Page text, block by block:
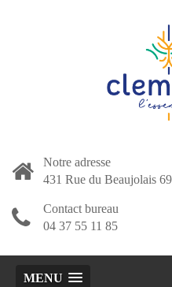
Notre adresse
431 Rue du Beaujolais
Contact bureau
04 37 55 11 85
MENU